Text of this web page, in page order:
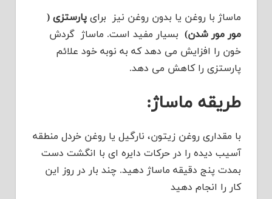
ماساژ با روغن یا بدون روغن نیز برای پارستزی (
مور مور شدن) بسیار مفید است. ماساژ گردش
خون را افزایش می دهد که به نوبه خود علائم
پارستزی را کاهش می دهد.
طریقه ماساژ:
با مقداری روغن زیتون، نارگیل یا روغن خردل منطقه
آسیب دیده را در حرکات دایره ای با انگشت دست
بمدت پنج دقیقه ماساژ دهید. چند بار در روز این
کار را انجام دهید